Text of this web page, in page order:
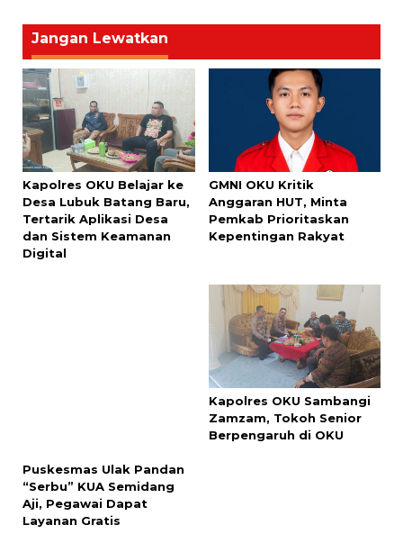
Jangan Lewatkan
Kapolres OKU Belajar ke
Desa Lubuk Batang Baru,
Tertarik Aplikasi Desa
dan Sistem Keamanan
Digital
GMNI OKU Kritik
Anggaran HUT, Minta
Pemkab Prioritaskan
Kepentingan Rakyat
Kapolres OKU Sambangi
Zamzam, Tokoh Senior
Berpengaruh di OKU